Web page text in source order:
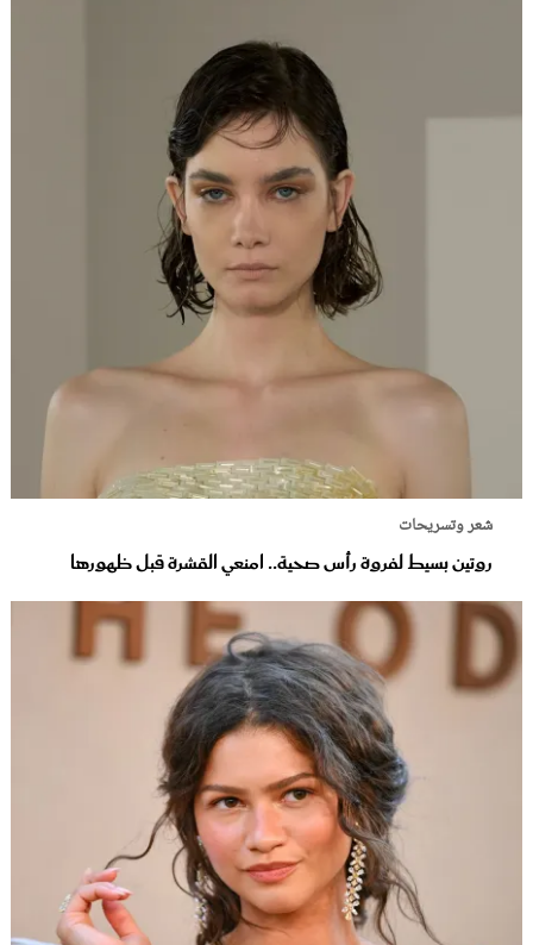
شعر وتسريحات
روتين بسيط لفروة رأس صحية.. امنعي القشرة قبل ظهورها